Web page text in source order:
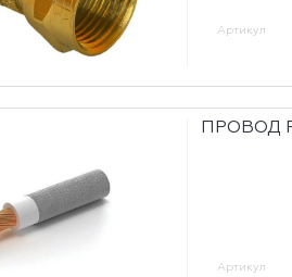
Артикул
ПРОВОД
Артикул